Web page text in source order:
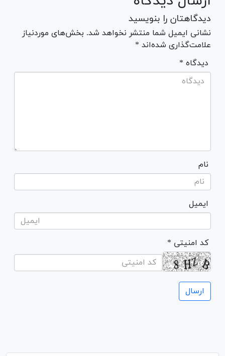
دیدگاهتان را بنویسید
نشانی ایمیل شما منتشر نخواهد شد. بخش‌های موردنیاز
علامت‌گذاری شده‌اند *
* دیدگاه
نام
ایمیل
* کد امنیتی